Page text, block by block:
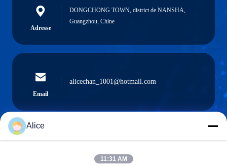
Adresse
DONGCHONG TOWN, district de NANSHA,
Guangzhou, Chine
Email
alicechan_1001@hotmail.com
Alice
11:31 AM